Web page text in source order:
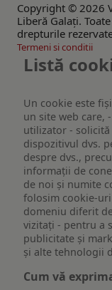
Copyright © 2026
Liberă Galaţi. Toate
drepturile
Termeni si conditii
Listă
Un cookie este
un site web care,
utilizator -
dispozitivul dvs.
despre dvs.,
informații de
de noi și numite
folosim cookie-
domeniu diferit
vizitați - pentru a
publicitate și
și alte tehnologii
Cum vă